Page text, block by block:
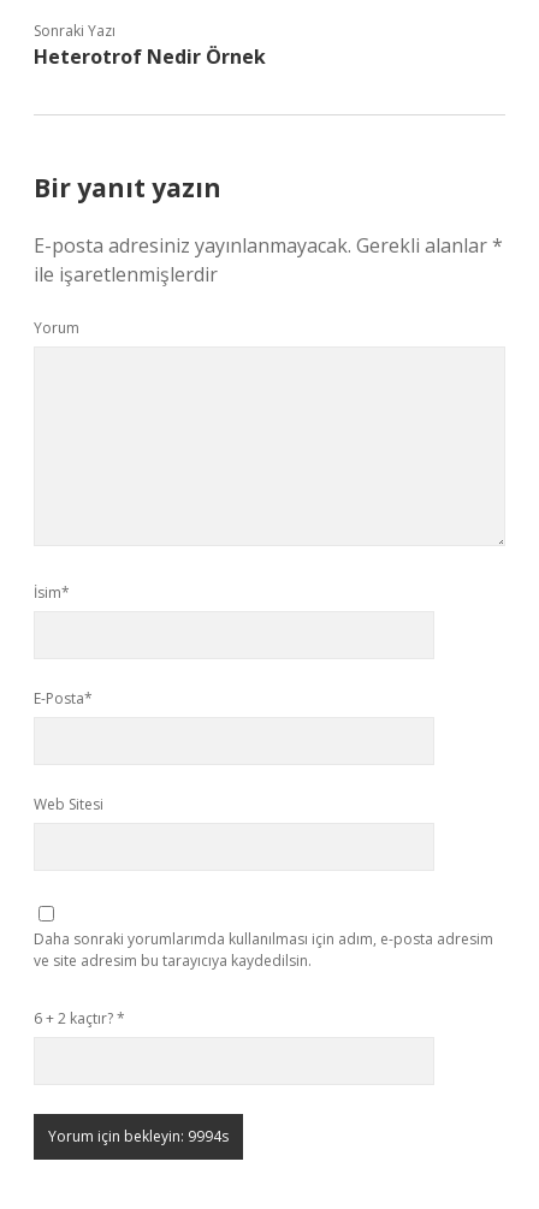
Sonraki Yazı
Heterotrof Nedir Örnek
Bir yanıt yazın
E-posta adresiniz yayınlanmayacak. Gerekli alanlar*
ile işaretlenmişlerdir
Yorum
İsim*
E-Posta*
Web Sitesi
Daha sonraki yorumlarımda kullanılması için adım, e-posta adresim
ve site adresim bu tarayıcıya kaydedilsin.
6 + 2 kaçtır?*